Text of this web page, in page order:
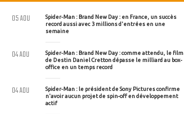
Spider-Man : Brand New Day : en France, un succès
record aussi avec 3 millions d'entrées en une
semaine
05 AOU
Spider-Man : Brand New Day : comme attendu, le film
de Destin Daniel Cretton dépasse le milliard au box-
office en un temps record
04 AOU
Spider-Man : le président de Sony Pictures confirme
n'avoir aucun projet de spin-off en développement
actif
04 AOU